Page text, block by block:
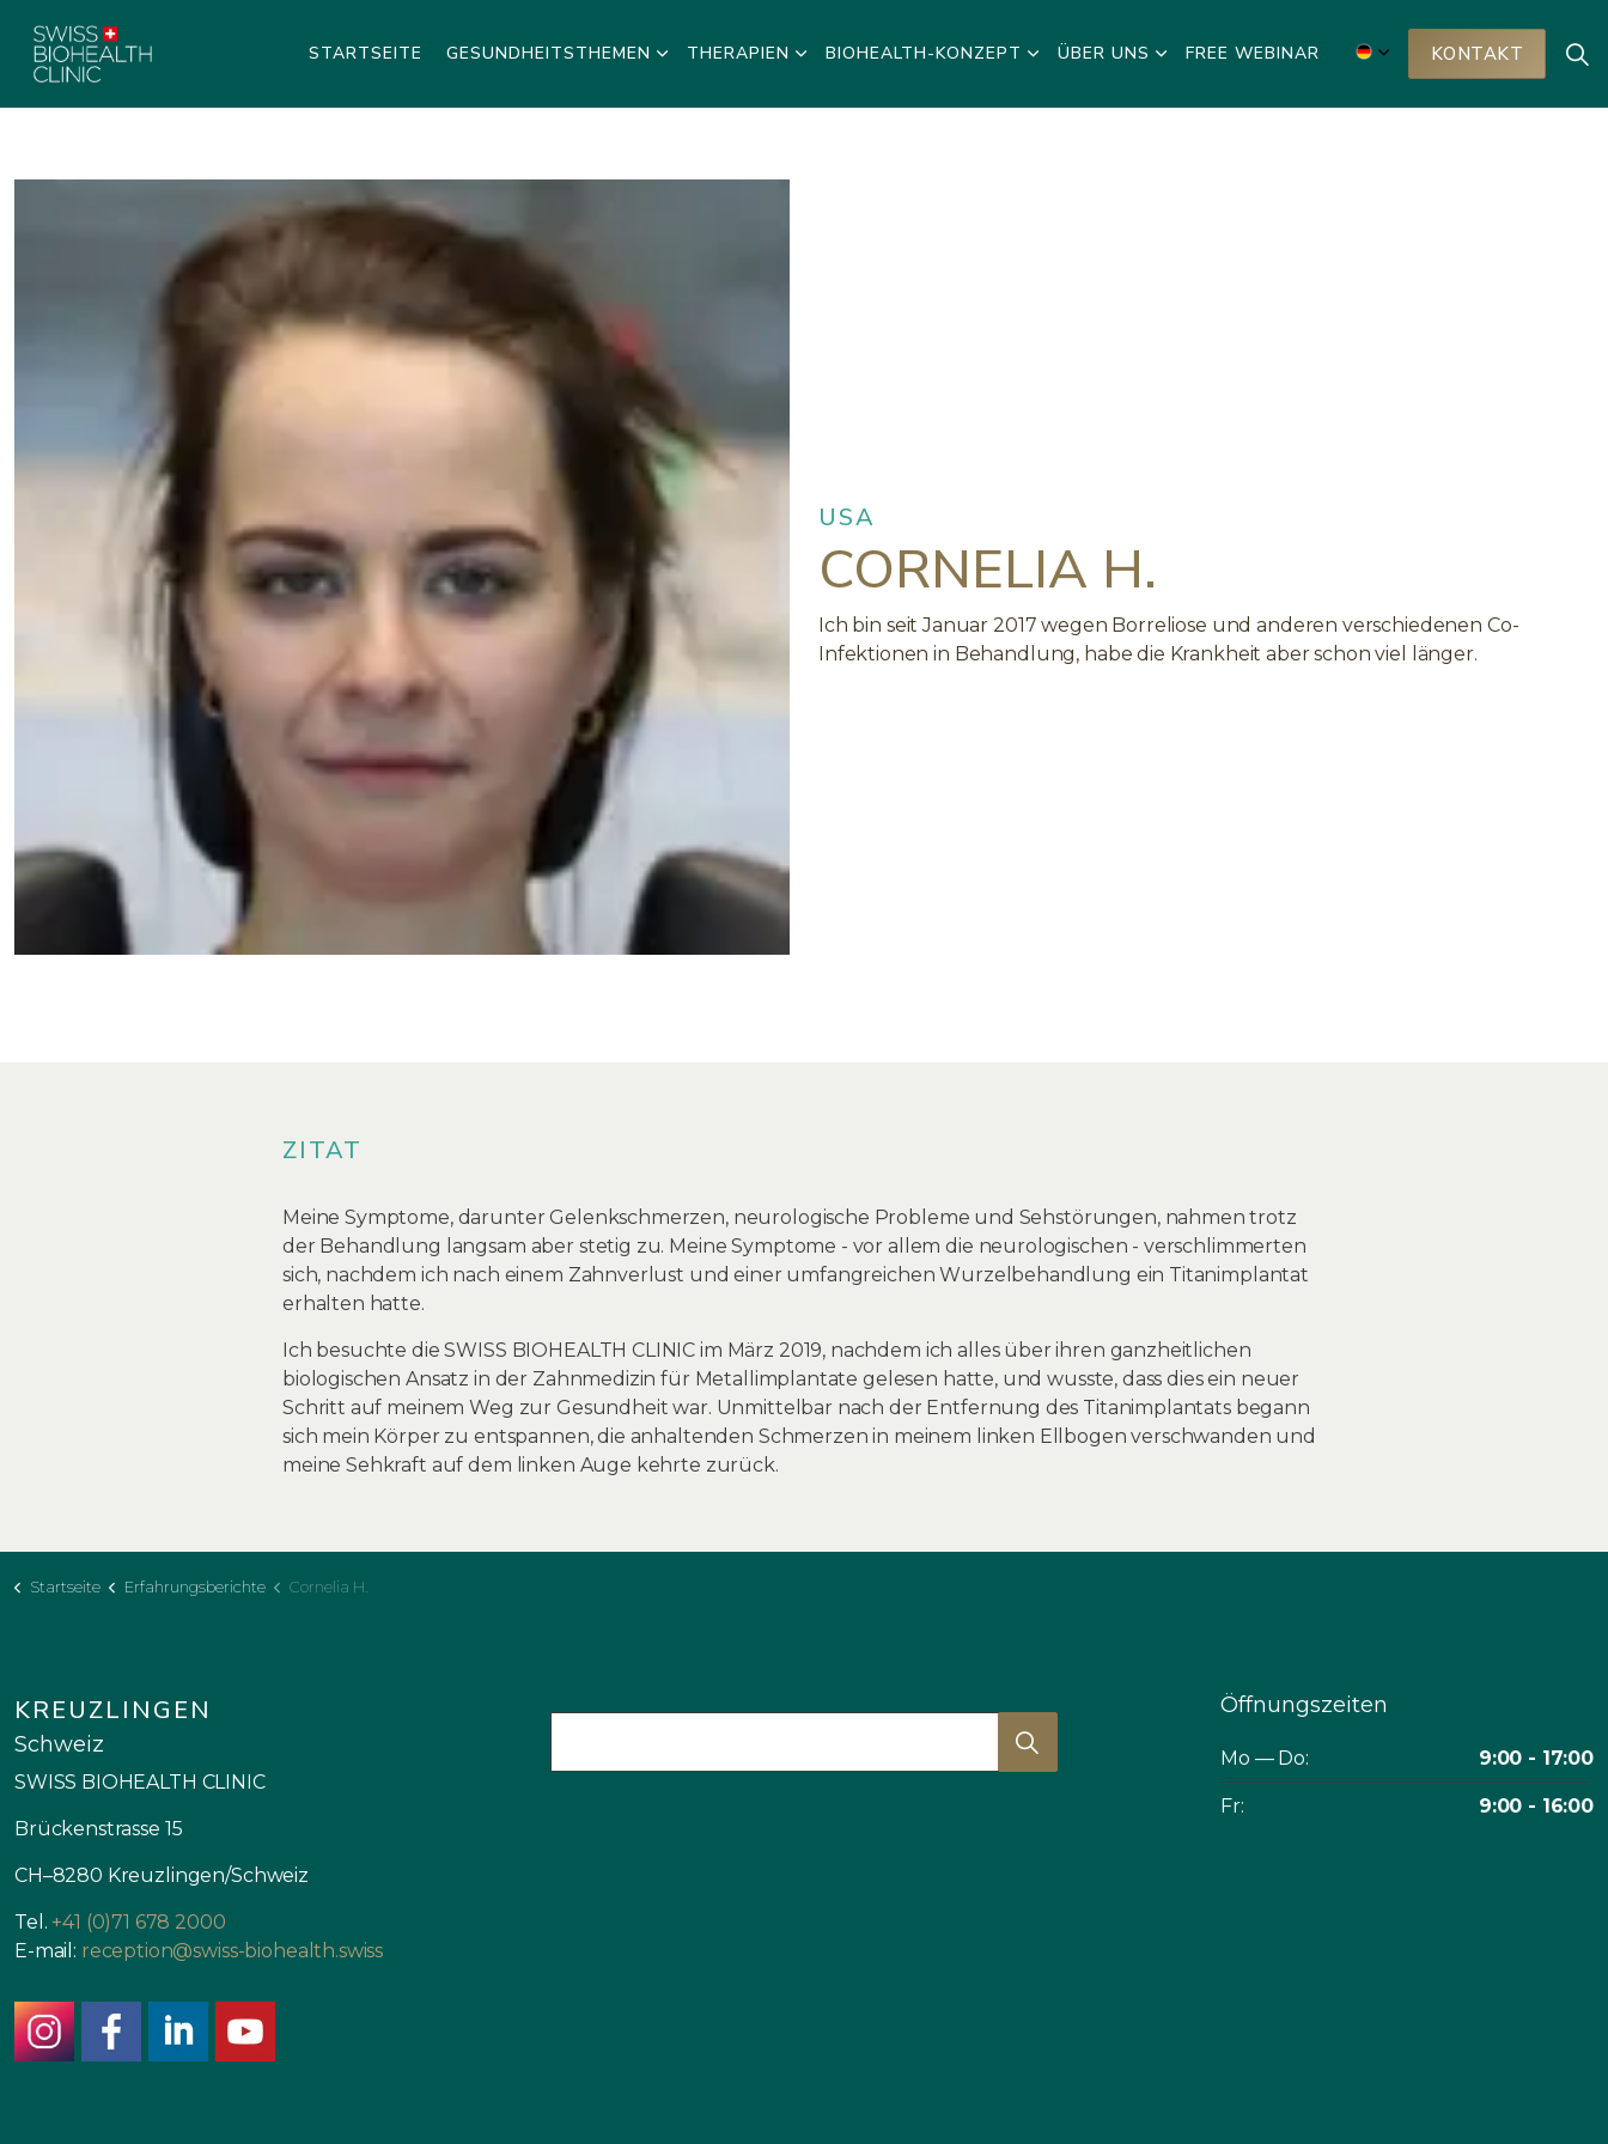
STARTSEITE GESUNDHEITSTHEMEN THERAPIEN BIOHEALTH-KONZEPT ÜBER UNS FREE WEBINAR KONTAKT
USA
CORNELIA H.
Ich bin seit Januar 2017 wegen Borreliose und anderen verschiedenen Co-
Infektionen in Behandlung, habe die Krankheit aber schon viel länger.
ZITAT
Meine Symptome, darunter Gelenkschmerzen, neurologische Probleme und Sehstörungen, nahmen trotz
der Behandlung langsam aber stetig zu. Meine Symptome - vor allem die neurologischen - verschlimmerten
sich, nachdem ich nach einem Zahnverlust und einer umfangreichen Wurzelbehandlung ein Titanimplantat
erhalten hatte.
Ich besuchte die SWISS BIOHEALTH CLINIC im März 2019, nachdem ich alles über ihren ganzheitlichen
biologischen Ansatz in der Zahnmedizin für Metallimplantate gelesen hatte, und wusste, dass dies ein neuer
Schritt auf meinem Weg zur Gesundheit war. Unmittelbar nach der Entfernung des Titanimplantats begann
sich mein Körper zu entspannen, die anhaltenden Schmerzen in meinem linken Ellbogen verschwanden und
meine Sehkraft auf dem linken Auge kehrte zurück.
Startseite Erfahrungsberichte Cornelia H.
KREUZLINGEN
Schweiz
SWISS BIOHEALTH CLINIC
Brückenstrasse 15
CH–8280 Kreuzlingen/Schweiz
Tel. +41 (0)71 678 2000
E-mail: reception@swiss-biohealth.swiss
Öffnungszeiten
Mo — Do: 9:00 - 17:00
Fr: 9:00 - 16:00